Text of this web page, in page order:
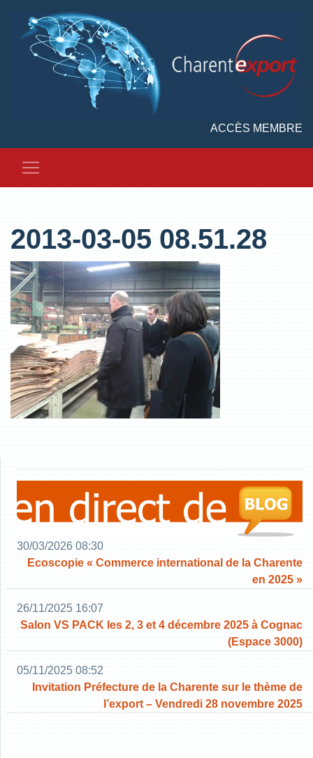
ACCÈS MEMBRE
2013-03-05 08.51.28
30/03/2026 08:30
Ecoscopie « Commerce international de la Charente
en 2025 »
26/11/2025 16:07
Salon VS PACK les 2, 3 et 4 décembre 2025 à Cognac
(Espace 3000)
05/11/2025 08:52
Invitation Préfecture de la Charente sur le thème de
l’export – Vendredi 28 novembre 2025